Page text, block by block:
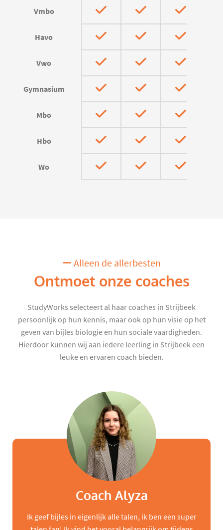
Vmbo
Havo
Vwo
Gymnasium
Mbo
Hbo
Wo
Alleen de allerbesten
Ontmoet onze coaches
StudyWorks selecteert al haar coaches in Strijbeek
persoonlijk op hun kennis, maar ook op hun visie op het
geven van bijles biologie en hun sociale vaardigheden.
Hierdoor kunnen wij aan iedere leerling in Strijbeek een
leuke en ervaren coach bieden.
Coach Alyza
Ik geef bijles in eigenlijk alle talen, ik ben een super